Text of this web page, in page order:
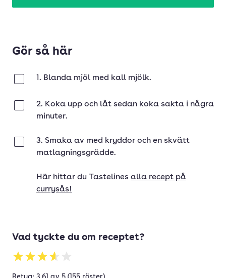
Gör så här
1. Blanda mjöl med kall mjölk.
2. Koka upp och låt sedan koka sakta i några
minuter.
3. Smaka av med kryddor och en skvätt
matlagningsgrädde.
Här hittar du Tastelines alla recept på
currysås!
Vad tyckte du om receptet?